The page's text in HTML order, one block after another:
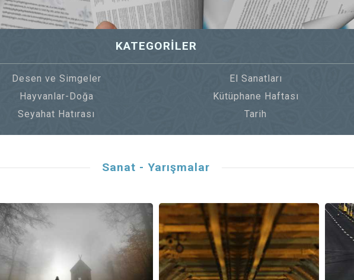
KATEGORİLER
Desen ve Simgeler El Sanatları
Hayvanlar-Doğa Kütüphane Haftası
Seyahat Hatırası Tarih
Sanat - Yarışmalar